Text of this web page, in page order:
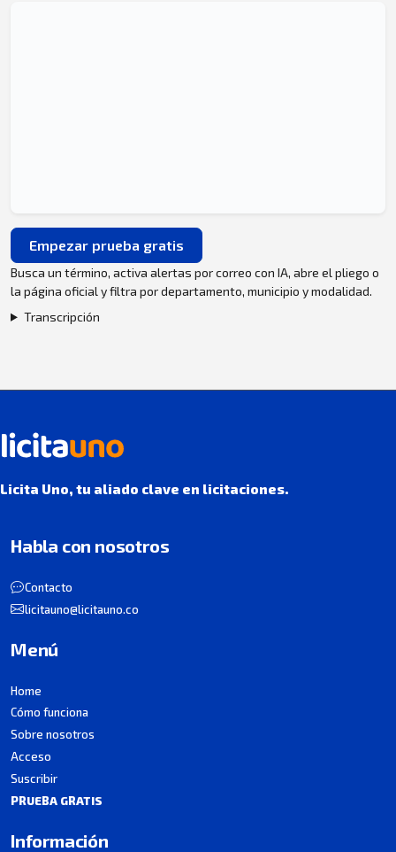
Empezar prueba gratis
Busca un término, activa alertas por correo con IA, abre el pliego o
la página oficial y filtra por departamento, municipio y modalidad.
Transcripción
Licita Uno, tu aliado clave en licitaciones.
Habla con nosotros
Contacto
licitauno@licitauno.co
Menú
Home
Cómo funciona
Sobre nosotros
Acceso
Suscribir
PRUEBA GRATIS
Información